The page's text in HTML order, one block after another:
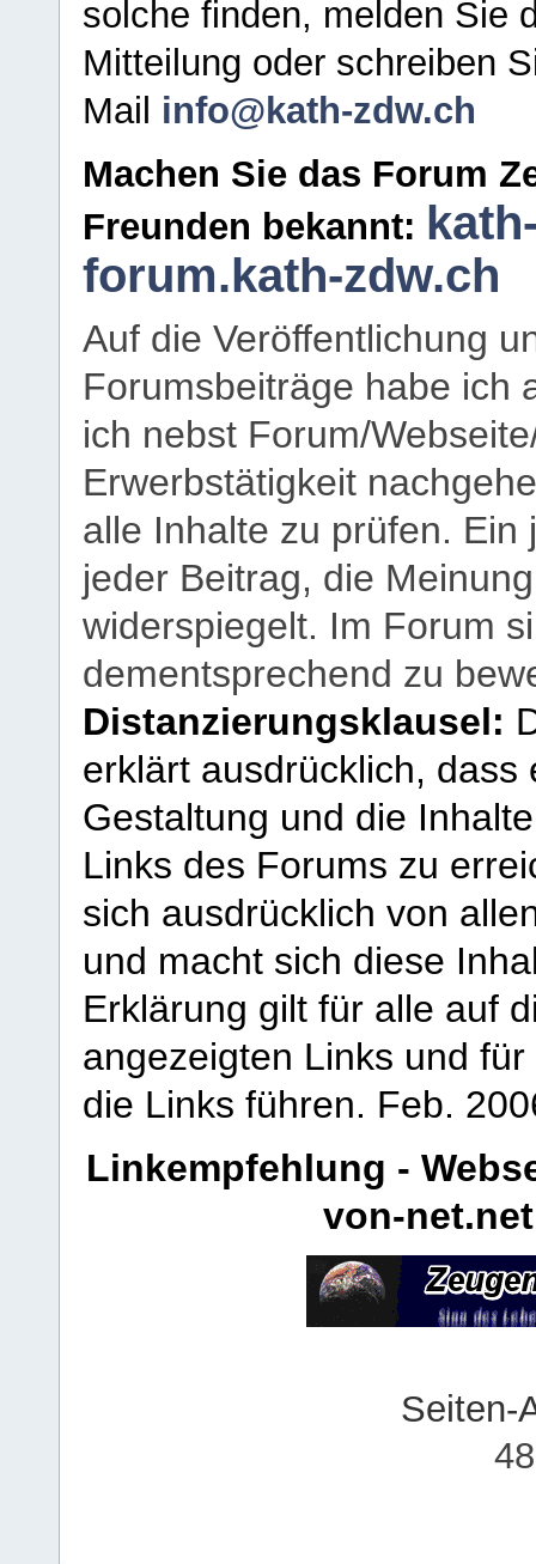
solche finden, melden Sie
Mitteilung oder schreiben
Mail info@kath-zdw.ch
Machen Sie das Forum
Freunden bekannt:
forum.kath-zdw.ch
Auf die Veröffentlichung
Forumsbeiträge habe ich
ich nebst Forum/
Erwerbstätigkeit
alle Inhalte zu prüfen.
jeder Beitrag, die
widerspiegelt. Im Forum
dementsprechend zu
Distanzierungsklausel:
erklärt ausdrücklich,
Gestaltung und die
Links des Forums zu
sich ausdrücklich von
und macht sich diese
Erklärung gilt für alle auf
angezeigten Links und
die Links führen. Feb.
Linkempfehlung -
von-net.net
Seiten-